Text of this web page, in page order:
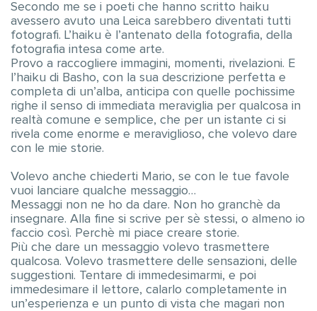
Secondo me se i poeti che hanno scritto haiku
avessero avuto una Leica sarebbero diventati tutti
fotografi. L’haiku è l’antenato della fotografia, della
fotografia intesa come arte.
Provo a raccogliere immagini, momenti, rivelazioni. E
l’haiku di Basho, con la sua descrizione perfetta e
completa di un’alba, anticipa con quelle pochissime
righe il senso di immediata meraviglia per qualcosa in
realtà comune e semplice, che per un istante ci si
rivela come enorme e meraviglioso, che volevo dare
con le mie storie.
Volevo anche chiederti Mario, se con le tue favole
vuoi lanciare qualche messaggio…
Messaggi non ne ho da dare. Non ho granchè da
insegnare. Alla fine si scrive per sè stessi, o almeno io
faccio così. Perchè mi piace creare storie.
Più che dare un messaggio volevo trasmettere
qualcosa. Volevo trasmettere delle sensazioni, delle
suggestioni. Tentare di immedesimarmi, e poi
immedesimare il lettore, calarlo completamente in
un’esperienza e un punto di vista che magari non